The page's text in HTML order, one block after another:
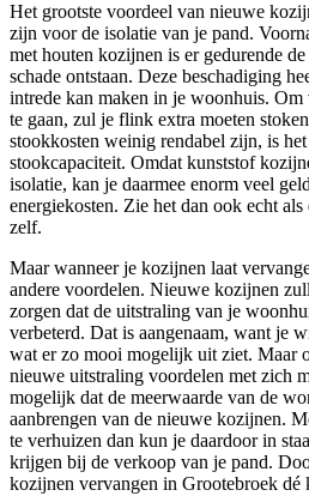
Het grootste voordeel van nieuwe
zijn voor de isolatie van je pand.
met houten kozijnen is er gedurende
schade ontstaan. Deze beschadiging
intrede kan maken in je woonhuis.
te gaan, zul je flink extra moeten
stookkosten weinig rendabel zijn, is
stookcapaciteit. Omdat kunststof
isolatie, kan je daarmee enorm veel
energiekosten. Zie het dan ook echt
zelf.
Maar wanneer je kozijnen laat
andere voordelen. Nieuwe kozijnen
zorgen dat de uitstraling van je
verbeterd. Dat is aangenaam, want je
wat er zo mooi mogelijk uit ziet. Maar
nieuwe uitstraling voordelen met zich
mogelijk dat de meerwaarde van de
aanbrengen van de nieuwe kozijnen.
te verhuizen dan kun je daardoor in
krijgen bij de verkoop van je pand.
kozijnen vervangen in Grootebroek dé